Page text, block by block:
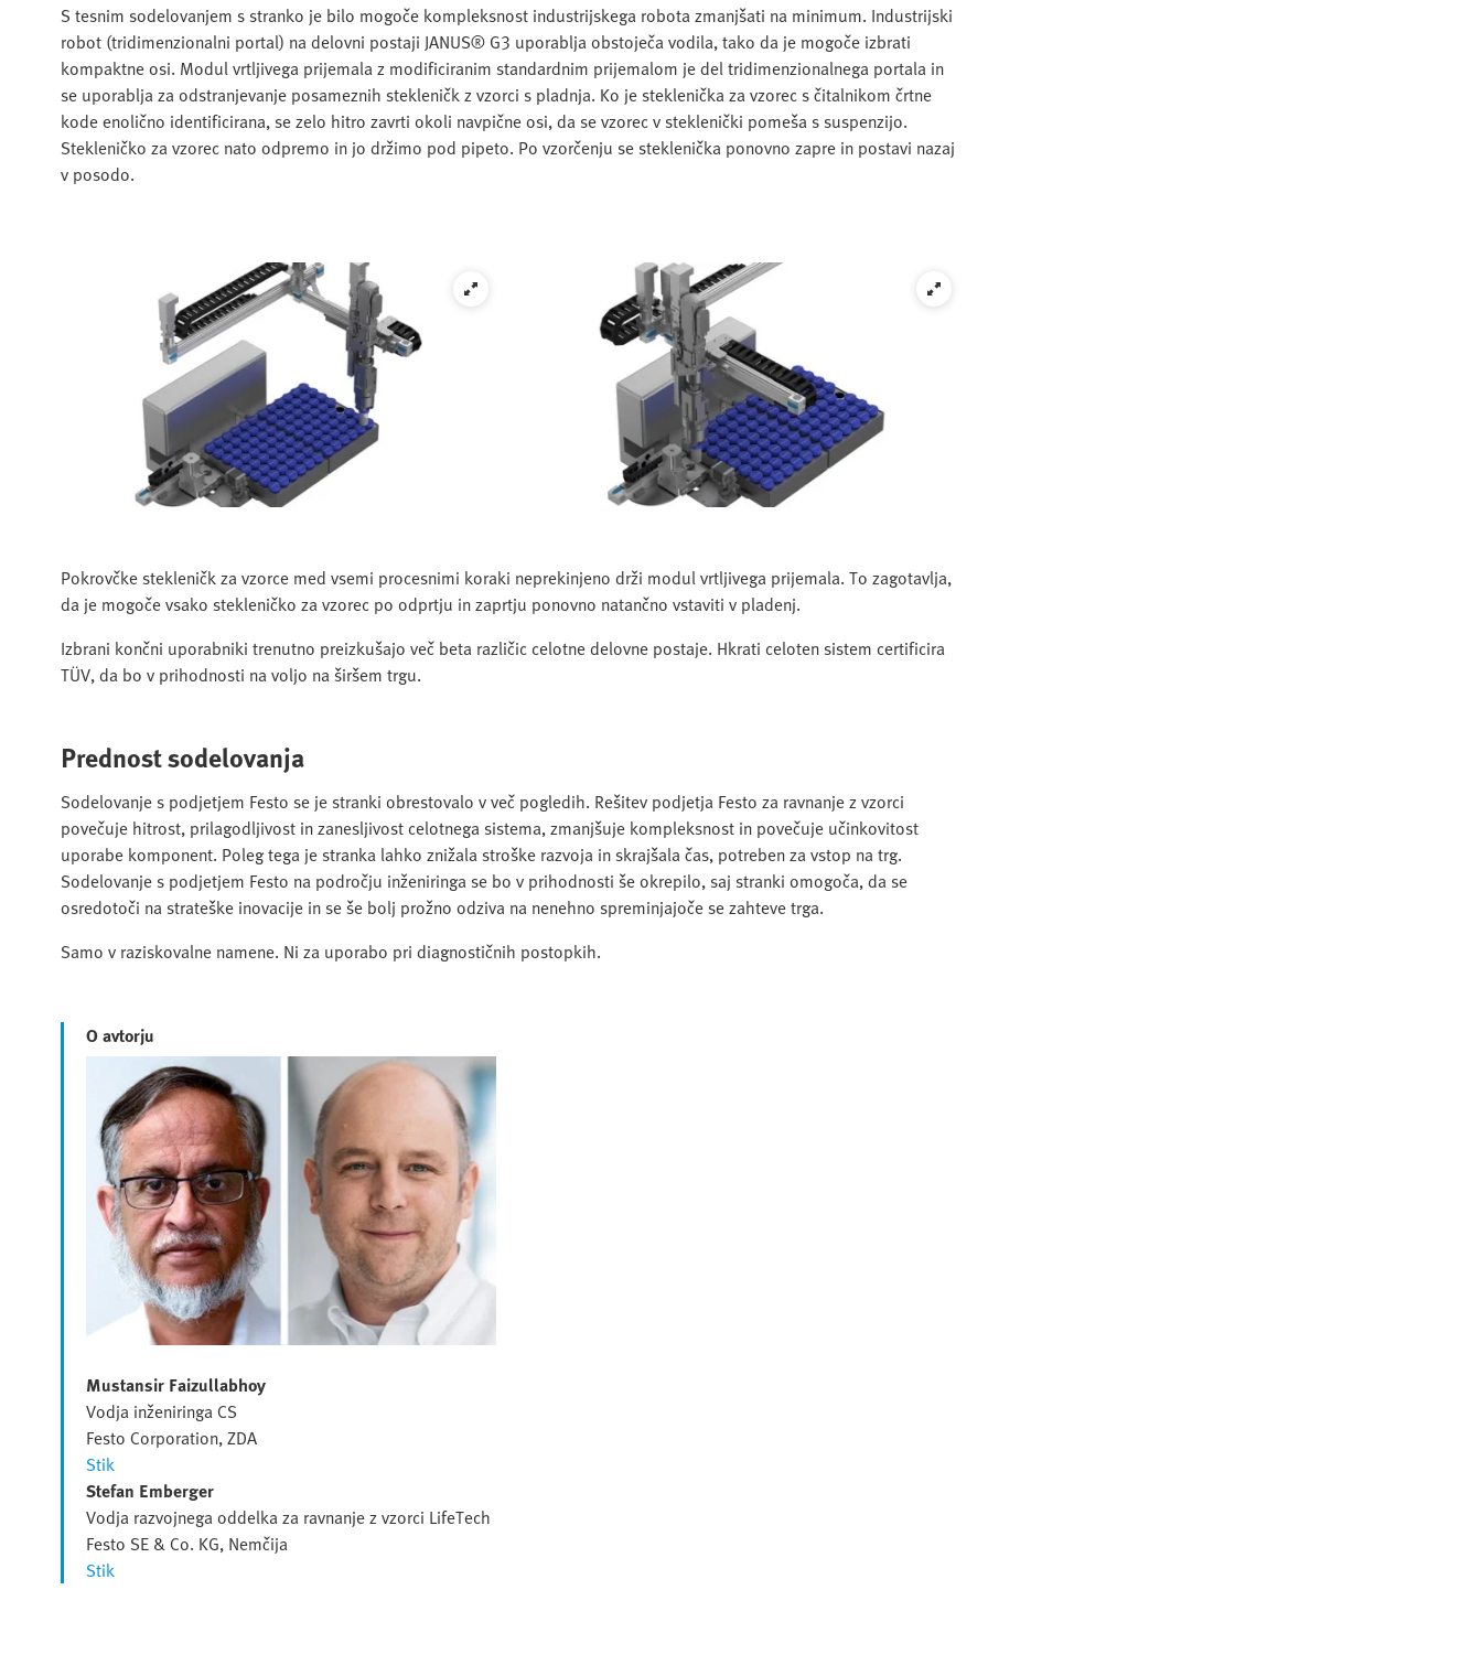
S tesnim sodelovanjem s stranko je bilo mogoče kompleksnost industrijskega robota zmanjšati na minimum. Industrijski
robot (tridimenzionalni portal) na delovni postaji JANUS® G3 uporablja obstoječa vodila, tako da je mogoče izbrati
kompaktne osi. Modul vrtljivega prijemala z modificiranim standardnim prijemalom je del tridimenzionalnega portala in
se uporablja za odstranjevanje posameznih stekleničk z vzorci s pladnja. Ko je steklenička za vzorec s čitalnikom črtne
kode enolično identificirana, se zelo hitro zavrti okoli navpične osi, da se vzorec v steklenički pomeša s suspenzijo.
Stekleničko za vzorec nato odpremo in jo držimo pod pipeto. Po vzorčenju se steklenička ponovno zapre in postavi nazaj
v posodo.
Pokrovčke stekleničk za vzorce med vsemi procesnimi koraki neprekinjeno drži modul vrtljivega prijemala. To zagotavlja,
da je mogoče vsako stekleničko za vzorec po odprtju in zaprtju ponovno natančno vstaviti v pladenj.
Izbrani končni uporabniki trenutno preizkušajo več beta različic celotne delovne postaje. Hkrati celoten sistem certificira
TÜV, da bo v prihodnosti na voljo na širšem trgu.
Prednost sodelovanja
Sodelovanje s podjetjem Festo se je stranki obrestovalo v več pogledih. Rešitev podjetja Festo za ravnanje z vzorci
povečuje hitrost, prilagodljivost in zanesljivost celotnega sistema, zmanjšuje kompleksnost in povečuje učinkovitost
uporabe komponent. Poleg tega je stranka lahko znižala stroške razvoja in skrajšala čas, potreben za vstop na trg.
Sodelovanje s podjetjem Festo na področju inženiringa se bo v prihodnosti še okrepilo, saj stranki omogoča, da se
osredotoči na strateške inovacije in se še bolj prožno odziva na nenehno spreminjajoče se zahteve trga.
Samo v raziskovalne namene. Ni za uporabo pri diagnostičnih postopkih.
O avtorju
Mustansir Faizullabhoy
Vodja inženiringa CS
Festo Corporation, ZDA
Stik
Stefan Emberger
Vodja razvojnega oddelka za ravnanje z vzorci LifeTech
Festo SE & Co. KG, Nemčija
Stik